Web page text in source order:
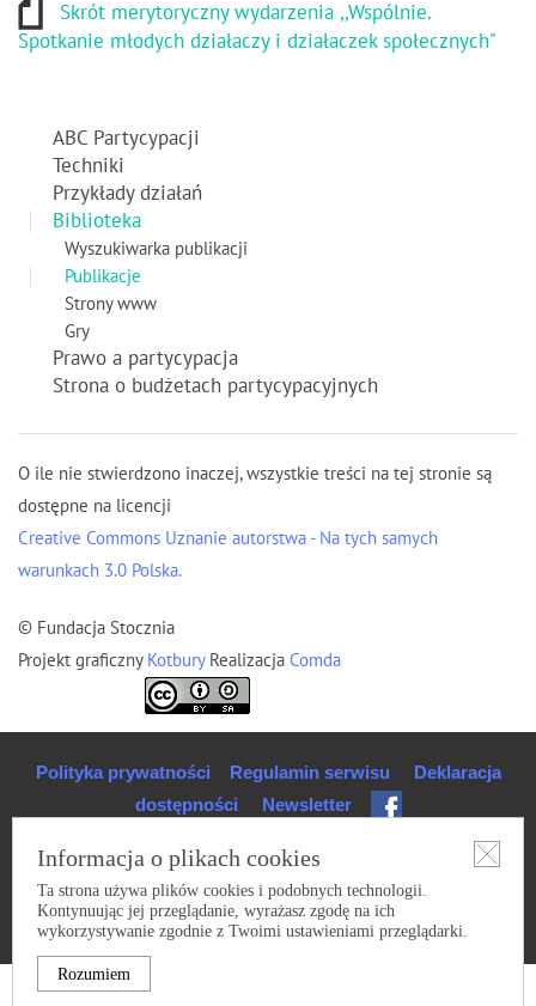
Skrót merytoryczny wydarzenia ,,Wspólnie.
Spotkanie młodych działaczy i działaczek społecznych"
ABC Partycypacji
Techniki
Przykłady działań
Biblioteka
Wyszukiwarka publikacji
Publikacje
Strony www
Gry
Prawo a partycypacja
Strona o budżetach partycypacyjnych
O ile nie stwierdzono inaczej, wszystkie treści na tej stronie są
dostępne na licencji
Creative Commons Uznanie autorstwa - Na tych samych
warunkach 3.0 Polska.
© Fundacja Stocznia
Projekt graficzny Kotbury Realizacja Comda
Informacja o plikach cookies
Ta strona używa plików cookies i podobnych technologii.
Kontynuując jej przeglądanie, wyrażasz zgodę na ich
wykorzystywanie zgodnie z Twoimi ustawieniami przeglądarki.
Rozumiem
Polityka prywatności Regulamin serwisu
Deklaracja
dostępności
Newsletter